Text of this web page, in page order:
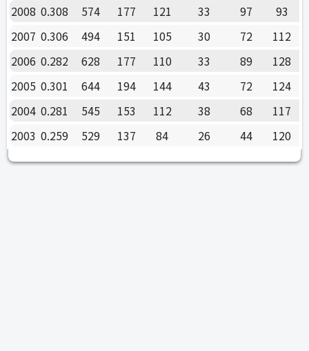
2008 0.308 574 177 121 33 97
93
2007 0.306 494 151 105 30 72
112
2006 0.282 628 177 110 33 89
128
2005 0.301 644 194 144 43 72
124
2004 0.281 545 153 112 38 68
117
2003 0.259 529 137 84 26 44 120